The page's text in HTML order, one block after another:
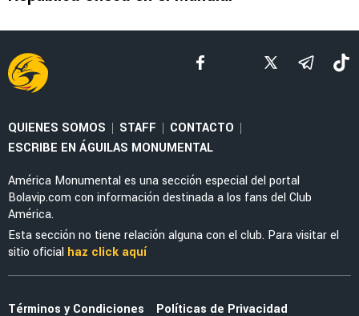
NOTICIAS
El emotivo gesto que tuvo el Vasco con Ochoa
en el Mundial que pasó desapercibido